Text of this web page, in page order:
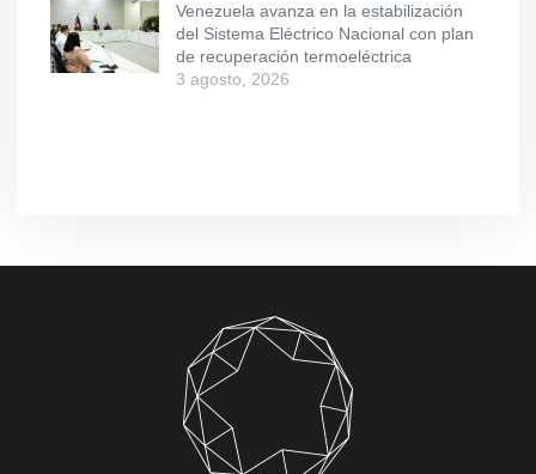
Venezuela avanza en la estabilización
del Sistema Eléctrico Nacional con plan
de recuperación termoeléctrica
3 agosto, 2026